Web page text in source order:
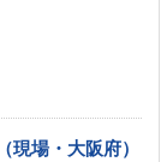
現場・大阪府）